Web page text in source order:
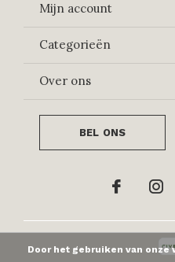
Mijn account
Categorieën
Over ons
BEL ONS
Door het gebruiken van